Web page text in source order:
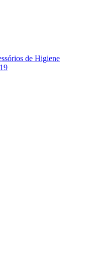
de Higiene